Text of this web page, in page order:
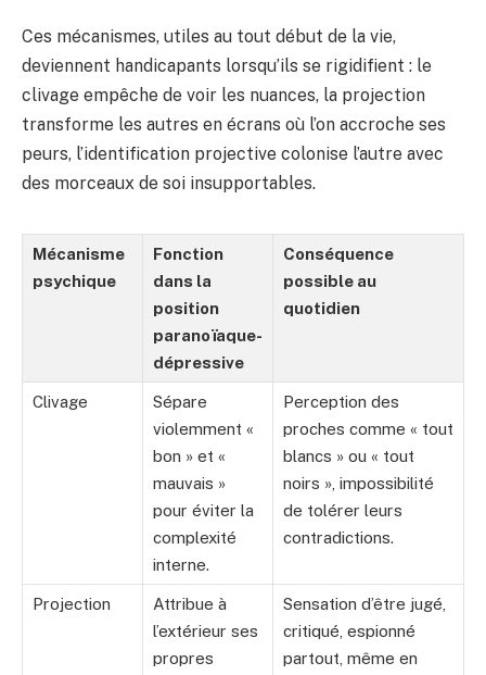
Ces mécanismes, utiles au tout début de la vie,
deviennent handicapants lorsqu’ils se rigidifient : le
clivage empêche de voir les nuances, la projection
transforme les autres en écrans où l’on accroche ses
peurs, l’identification projective colonise l’autre avec
des morceaux de soi insupportables.
Mécanisme
psychique
Fonction
dans la
position
paranoïaque-
dépressive
Conséquence
possible au
quotidien
Clivage
Sépare
violemment «
bon » et «
mauvais »
pour éviter la
complexité
interne.
Perception des
proches comme « tout
blancs » ou « tout
noirs », impossibilité
de tolérer leurs
contradictions.
Projection
Attribue à
l’extérieur ses
propres
Sensation d’être jugé,
critiqué, espionné
partout, même en